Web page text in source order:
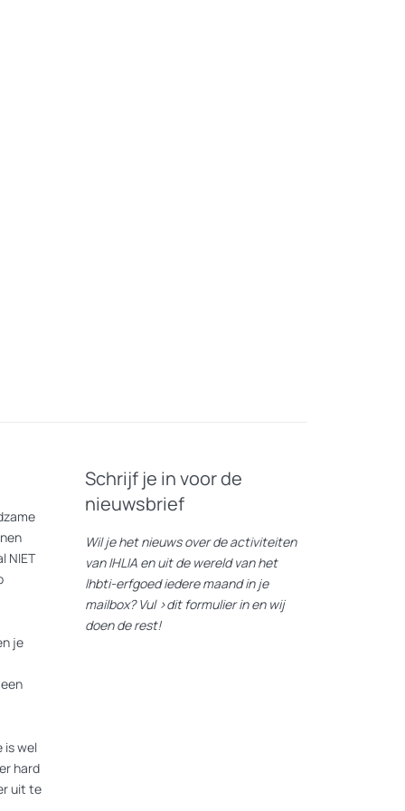
NIET
je
is wel
hard
uit te
Schrijf je in voor de
nieuwsbrief
Wil je het nieuws over de activiteiten
van IHLIA en uit de wereld van het
lhbti-erfgoed iedere maand in je
mailbox? Vul >dit formulierin en wij
doen de rest!